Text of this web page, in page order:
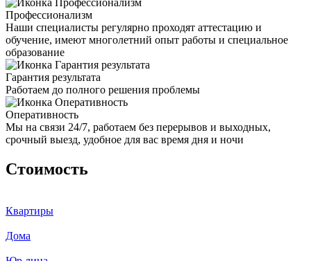
Профессионализм
Наши специалисты регулярно проходят аттестацию и
обучение, имеют многолетний опыт работы и специальное
образование
Гарантия результата
Работаем до полного решения проблемы
Оперативность
Мы на связи 24/7, работаем без перерывов и выходных,
срочный выезд, удобное для вас время дня и ночи
Стоимость
Квартиры
Дома